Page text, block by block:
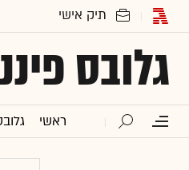
גלובס
ראשי